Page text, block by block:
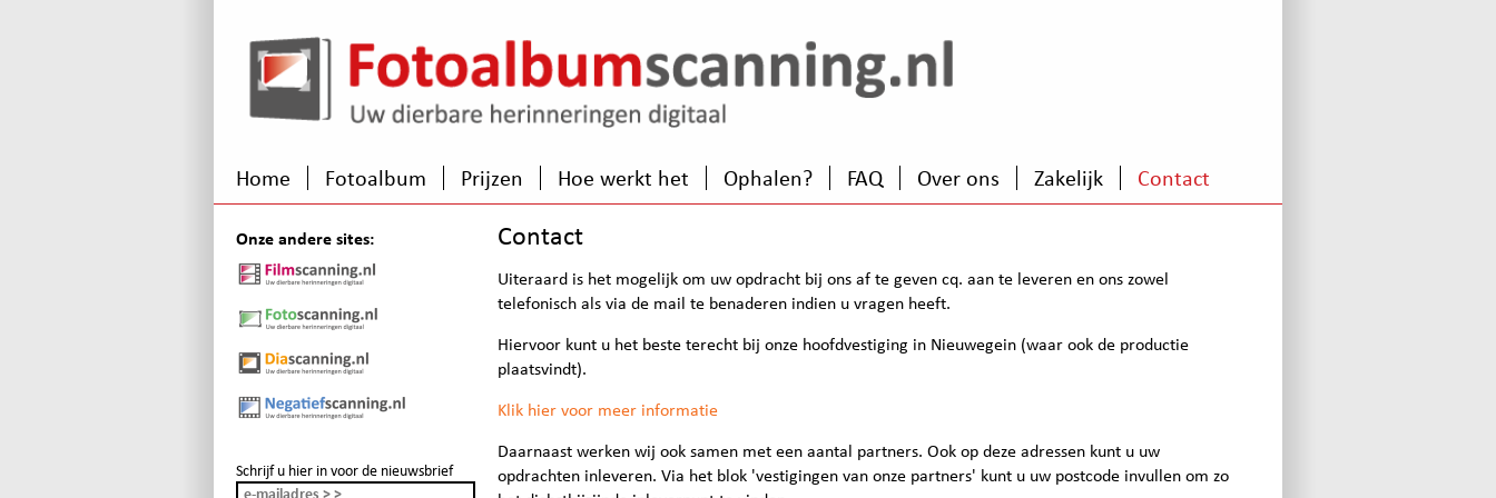
Home Fotoalbum Prijzen Hoe werkt het Ophalen? FAQ Over ons Zakelijk Contact
Onze andere sites:
Schrijf u hier in voor de nieuwsbrief
Contact
Uiteraard is het mogelijk om uw opdracht bij ons af te geven cq. aan te leveren en ons zowel
telefonisch als via de mail te benaderen indien u vragen heeft.
Hiervoor kunt u het beste terecht bij onze hoofdvestiging in Nieuwegein (waar ook de productie
plaatsvindt).
Klik hier voor meer informatie
Daarnaast werken wij ook samen met een aantal partners. Ook op deze adressen kunt u uw
opdrachten inleveren. Via het blok 'vestigingen van onze partners' kunt u uw postcode invullen om zo